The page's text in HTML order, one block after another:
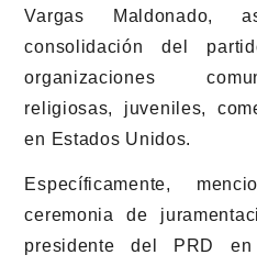
Vargas
consolidación del
organizaciones
religiosas, juveniles,
en Estados Unidos.
Específicamente,
ceremonia de
presidente del PRD